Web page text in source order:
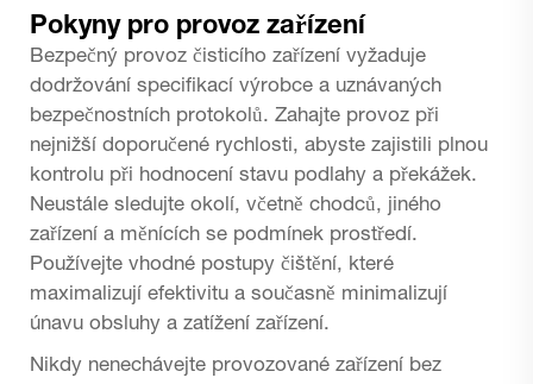
Pokyny pro provoz zařízení
Bezpečný provoz čisticího zařízení vyžaduje
dodržování specifikací výrobce a uznávaných
bezpečnostních protokolů. Zahajte provoz při
nejnižší doporučené rychlosti, abyste zajistili plnou
kontrolu při hodnocení stavu podlahy a překážek.
Neustále sledujte okolí, včetně chodců, jiného
zařízení a měnících se podmínek prostředí.
Používejte vhodné postupy čištění, které
maximalizují efektivitu a současně minimalizují
únavu obsluhy a zatížení zařízení.
Nikdy nenechávejte provozované zařízení bez